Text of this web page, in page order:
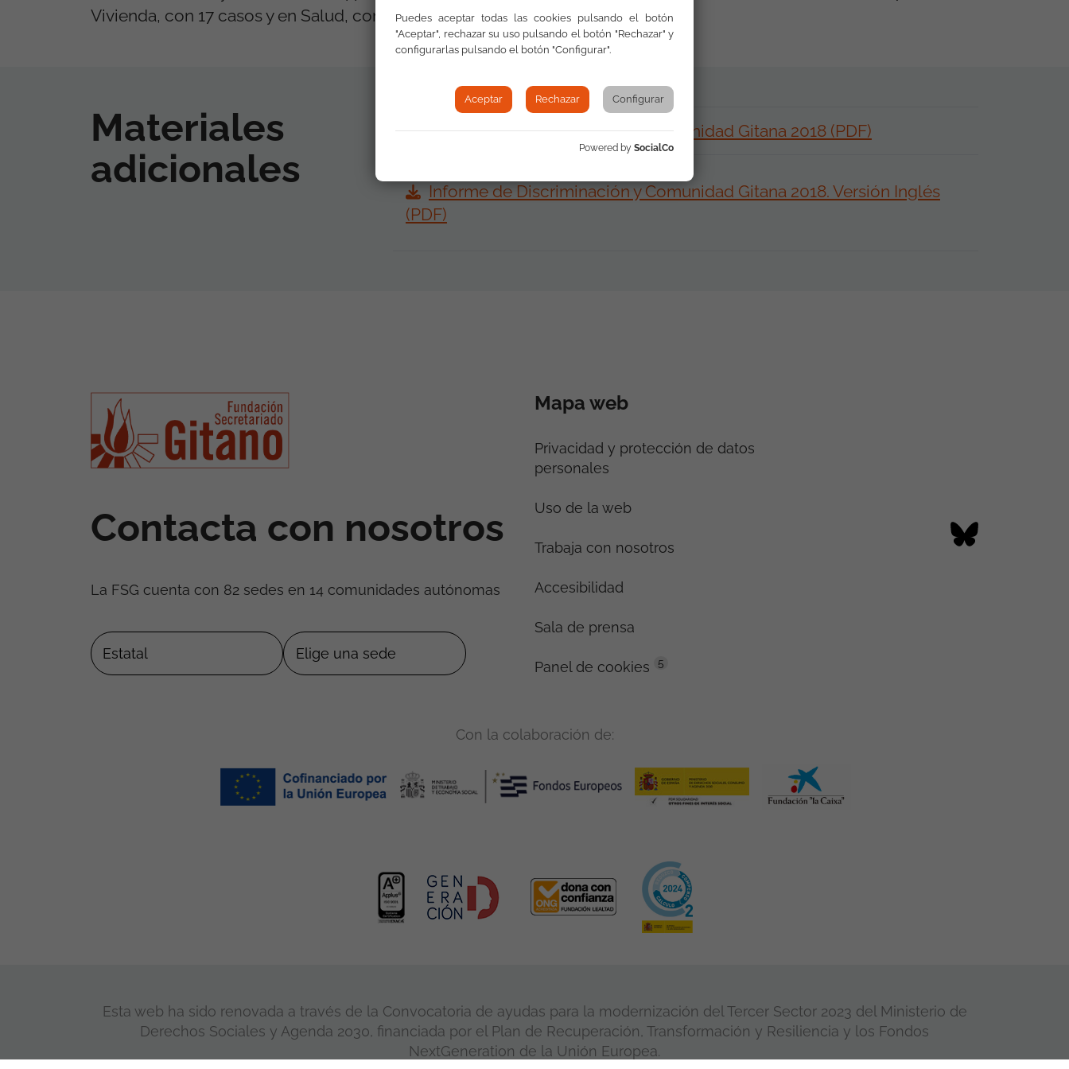
Vivienda, con 17 casos y en Salud, con 9 casos.
Materiales
adicionales
Informe de Discriminación y Comunidad Gitana 2018 (PDF)
Informe de Discriminación y Comunidad Gitana 2018. Versión Inglés
(PDF)
Contacta con nosotros
La FSG cuenta con 82 sedes en 14 comunidades autónomas
Mapa web
Privacidad y protección de datos
personales
Uso de la web
Trabaja con nosotros
Accesibilidad
Sala de prensa
Panel de cookies 5
Con la colaboración de:
Esta web ha sido renovada a través de la Convocatoria de ayudas para la modernización del Tercer Sector 2023 del Ministerio de
Derechos Sociales y Agenda 2030, financiada por el Plan de Recuperación, Transformación y Resiliencia y los Fondos
NextGeneration de la Unión Europea.
Puedes aceptar todas las cookies pulsando el botón
"Aceptar", rechazar su uso pulsando el botón "Rechazar" y
configurarlas pulsando el botón "Configurar".
Aceptar Rechazar Configurar
Powered by SocialCo